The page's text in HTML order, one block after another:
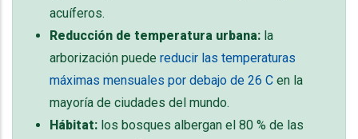
acuíferos.
Reducción de temperatura urbana: la
arborización puede reducir las temperaturas
máximas mensuales por debajo de 26 C en la
mayoría de ciudades del mundo.
Hábitat: los bosques albergan el 80 % de las